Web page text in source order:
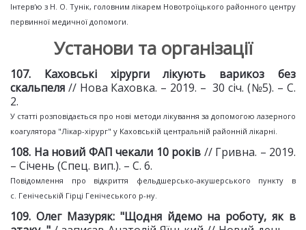
Інтерв'ю з Н. О. Тунік, головним лікарем Новотроїцького районного центру
первинної медичної допомоги.
Установи та організації
107. Каховські хірурги лікують
варикоз без
скальпеля // Нова Каховка. – 2019. – 30 січ. (№5). – С.
2.
У статті розповідається про нові методи лікування за допомогою лазерного
коагулятора "Лікар-хірург" у Каховській центральній районній лікарні.
108. На новий ФАП чекали 10 років // Гривна. – 2019.
– Січень (Спец. вип.). – С. 6.
Повідомлення про відкриття фельдшерсько-акушерського пункту в
с. Генічеській Гірці Генічеського р-ну.
109. Олег Мазуряк: "Щодня йдемо на роботу, як в